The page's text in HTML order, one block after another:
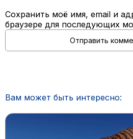
Сохранить моё имя, email и
браузере для последующих
Вам может быть интересно: